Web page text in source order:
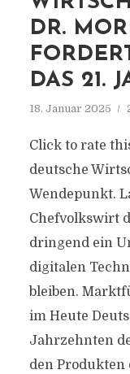
DR.
DAS 21.
18. Januar 2025
Click to rate
deutsche
Wendepunkt.
Chefvolkswirt
dringend ein
digitalen
bleiben.
im Heute
Jahrzehnten
den Produkten